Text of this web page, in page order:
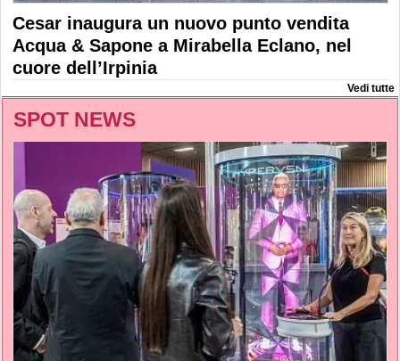
Cesar inaugura un nuovo punto vendita
Acqua & Sapone a Mirabella Eclano, nel
cuore dell’Irpinia
Vedi tutte
SPOT NEWS